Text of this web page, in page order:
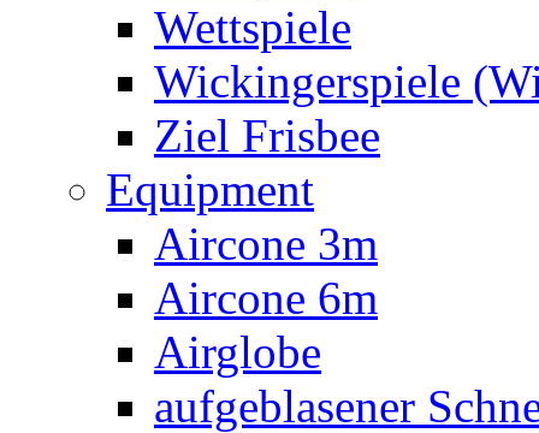
Wettspiele
Wickingerspiele
Ziel Frisbee
Equipment
Aircone 3m
Aircone 6m
Airglobe
aufgeblasener